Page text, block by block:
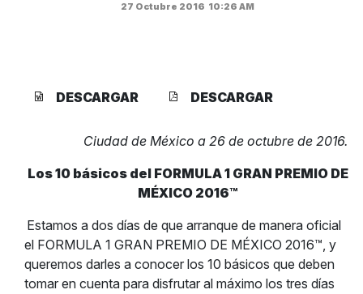
27 Octubre 2016 10:26 AM
DESCARGAR DESCARGAR
Ciudad de México a 26 de octubre de 2016.
Los 10 básicos del FORMULA 1 GRAN PREMIO DE
MÉXICO 2016™
Estamos a dos días de que arranque de manera oficial
el FORMULA 1 GRAN PREMIO DE MÉXICO 2016™, y
queremos darles a conocer los 10 básicos que deben
tomar en cuenta para disfrutar al máximo los tres días